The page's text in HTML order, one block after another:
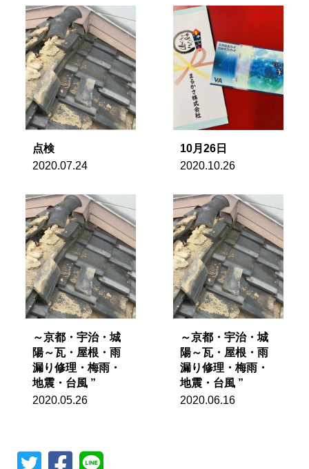
点検
2020.07.24
10月26日
2020.10.26
～京都・宇治・城
陽～瓦・屋根・雨
漏り修理・梅雨・
地震・台風 ”
2020.05.26
～京都・宇治・城
陽～瓦・屋根・雨
漏り修理・梅雨・
地震・台風 ”
2020.06.16